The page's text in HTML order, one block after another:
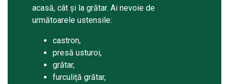
acasă, cât și la grătar. Ai nevoie de
următoarele ustensile:
castron,
presă usturoi,
grătar,
furculiță grătar,